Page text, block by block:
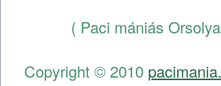
( Paci mániás
Copyright © 2010